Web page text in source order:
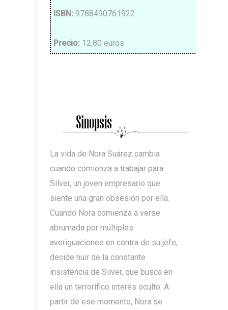
ISBN:9788490761922
Precio: 12,80 euros
La vida de Nora Suárez cambia
cuando comienza a trabajar para
Silver, un joven empresario que
siente una gran obsesión por ella.
Cuando Nora comienza a verse
abrumada por múltiples
averiguaciones en contra de su jefe,
decide huir de la constante
insistencia de Silver, que busca en
ella un terrorífico interés oculto. A
partir de ese momento, Nora se